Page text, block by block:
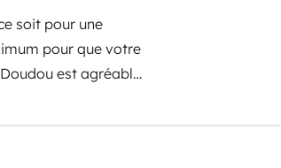
soit pour une
pour que votre
est agréable
un séjour : lit
gaz 2 feux et